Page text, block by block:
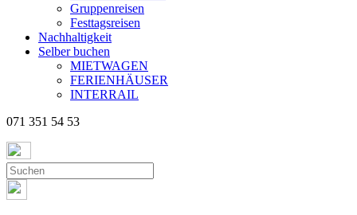
Gruppenreisen
Festtagsreisen
Nachhaltigkeit
Selber buchen
MIETWAGEN
FERIENHÄUSER
INTERRAIL
071 351 54 53